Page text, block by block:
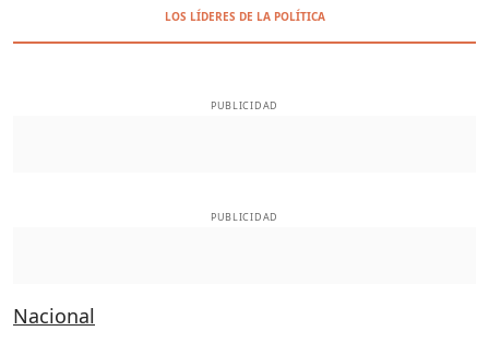
LOS LÍDERES DE LA POLÍTICA
PUBLICIDAD
PUBLICIDAD
Nacional